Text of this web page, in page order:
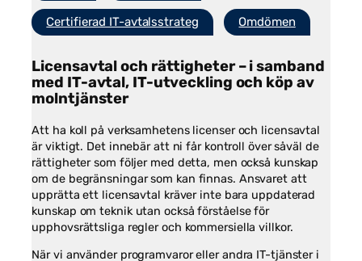
Certifierad IT-avtalsstrateg Omdömen
Licensavtal och rättigheter – i samband
med IT-avtal, IT-utveckling och köp av
molntjänster
Att ha koll på verksamhetens licenser och licensavtal
är viktigt. Det innebär att ni får kontroll över såväl de
rättigheter som följer med detta, men också kunskap
om de begränsningar som kan finnas. Ansvaret att
upprätta ett licensavtal kräver inte bara uppdaterad
kunskap om teknik utan också förståelse för
upphovsrättsliga regler och kommersiella villkor.
När vi använder programvaror eller andra IT-tjänster i
Statistik
För att vi ska
förbättra
hemsidans
funktionalitet
och
baserat på
hur
hemsidan
används.
Upplevelse